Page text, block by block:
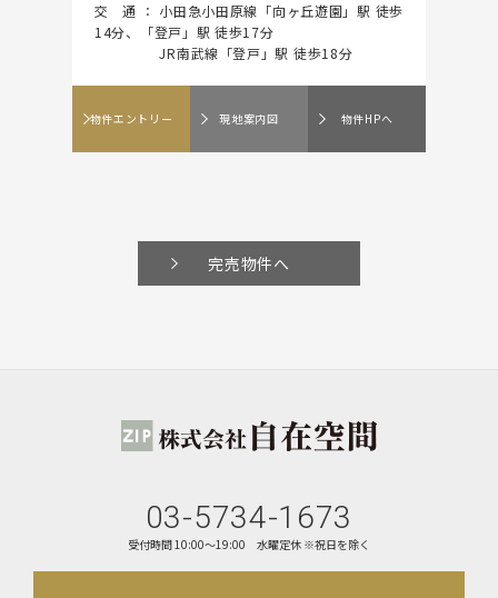
交 通 ： 小田急小田原線「向ヶ丘遊園」駅 徒歩
14分、「登戸」駅 徒歩17分
JR南武線「登戸」駅 徒歩18分
物件エントリー 現地案内図 物件HPへ
完売物件へ
03-5734-1673
受付時間 10:00〜19:00 水曜定休 ※祝日を除く